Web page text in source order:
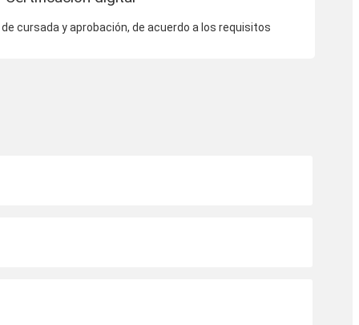
cursada y aprobación, de acuerdo a los requisitos